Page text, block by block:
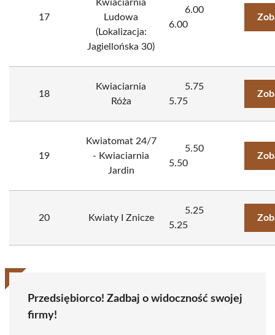
17
Kwiaciarnia
Ludowa
(Lokalizacja:
Jagiellońska 30)
6.00
6.00
18
Kwiaciarnia
Róża
5.75
5.75
19
Kwiatomat 24/7
- Kwiaciarnia
Jardin
5.50
5.50
20 Kwiaty I Znicze
5.25
5.25
Przedsiębiorco! Zadbaj o widoczność swojej
firmy!